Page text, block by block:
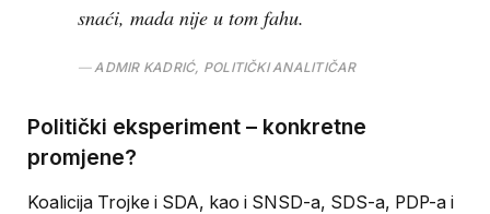
snaći, mada nije u tom fahu.
ADMIR KADRIĆ, POLITIČKI ANALITIČAR
Politički eksperiment – konkretne
promjene?
Koalicija Trojke i SDA, kao i SNSD-a, SDS-a, PDP-a i